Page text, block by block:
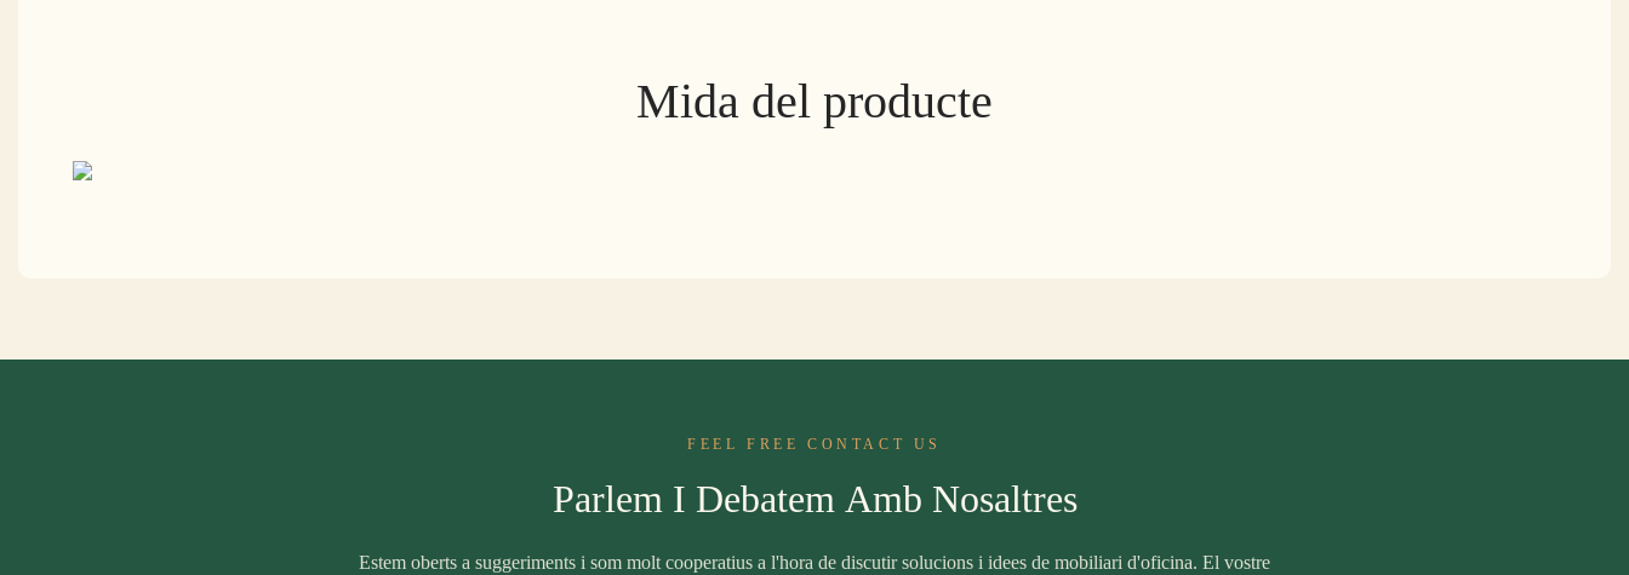
Mida del producte
FEEL FREE CONTACT US
Parlem I Debatem Amb Nosaltres
Estem oberts a suggeriments i som molt cooperatius a l'hora de discutir solucions i idees de mobiliari d'oficina. El vostre